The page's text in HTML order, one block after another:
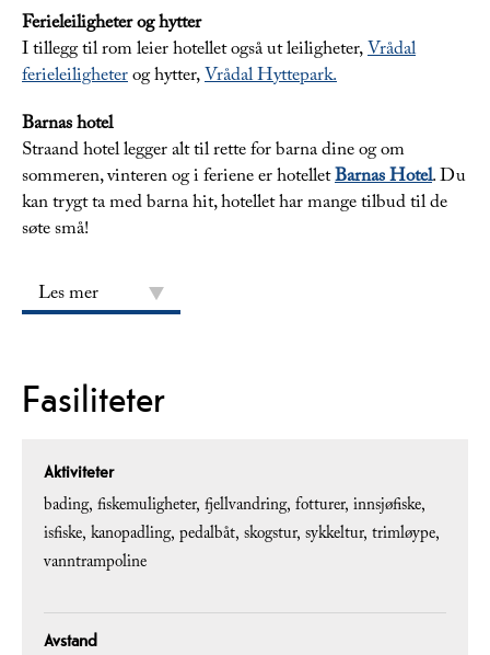
Ferieleiligheter og hytter
I tillegg til rom leier hotellet også ut leiligheter,Vrådal
ferieleiligheterog hytter,Vrådal Hyttepark.
Barnas hotel
Straand hotel legger alt til rette for barna dine og om
sommeren, vinteren og i feriene er hotelletBarnas Hotel. Du
kan trygt ta med barna hit, hotellet har mange tilbud til de
søte små!
Les mer
Fasiliteter
Aktiviteter
bading fiskemuligheter fjellvandring fotturer innsjøfiske
isfiske kanopadling pedalbåt skogstur sykkeltur trimløype
vanntrampoline
Avstand